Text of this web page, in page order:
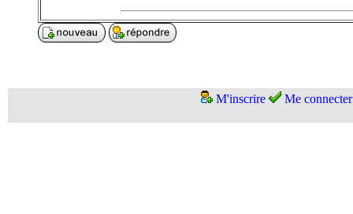
M'inscrire Me connecter